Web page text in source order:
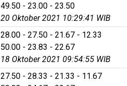
49.50 - 23.00 - 23.50
20 Oktober 2021 10:29:41 WIB
28.00 - 27.50 - 21.67 - 12.33
50.00 - 23.83 - 22.67
18 Oktober 2021 09:54:55 WIB
27.50 - 28.33 - 21.33 - 11.67